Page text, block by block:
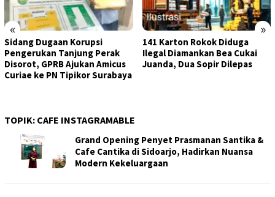
« »
Sidang Dugaan Korupsi
Pengerukan Tanjung Perak
Disorot, GPRB Ajukan Amicus
Curiae ke PN Tipikor Surabaya
141 Karton Rokok Diduga
Ilegal Diamankan Bea Cukai
Juanda, Dua Sopir Dilepas
TOPIK: CAFE INSTAGRAMABLE
Grand Opening Penyet Prasmanan Santika &
Cafe Cantika di Sidoarjo, Hadirkan Nuansa
Modern Kekeluargaan